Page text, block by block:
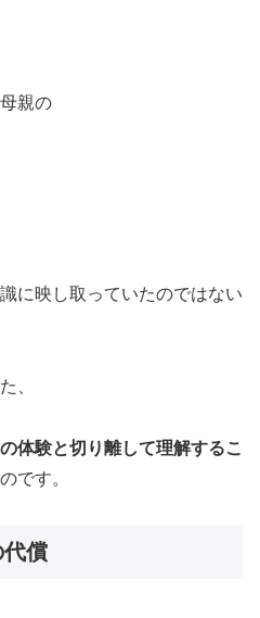
親の
に映し取っていたのではない
、
体験と切り離して理解するこ
です。
償